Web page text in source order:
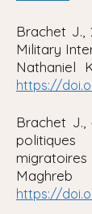
Brachet J.,
Military
Nathaniel
https://
Brachet J.,
https://